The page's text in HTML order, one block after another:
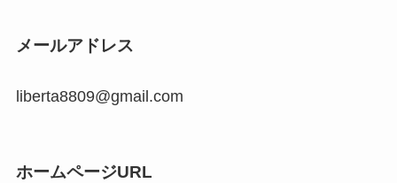
メールアドレス
liberta8809@gmail.com
ホームページURL